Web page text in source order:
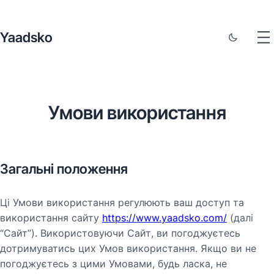
Yaadsko
Умови використання
Загальні положення
Ці Умови використання регулюють ваш доступ та
використання сайту https://www.yaadsko.com/ (далі
“Сайт”). Використовуючи Сайт, ви погоджуєтесь
дотримуватись цих Умов використання. Якщо ви не
погоджуєтесь з цими Умовами, будь ласка, не